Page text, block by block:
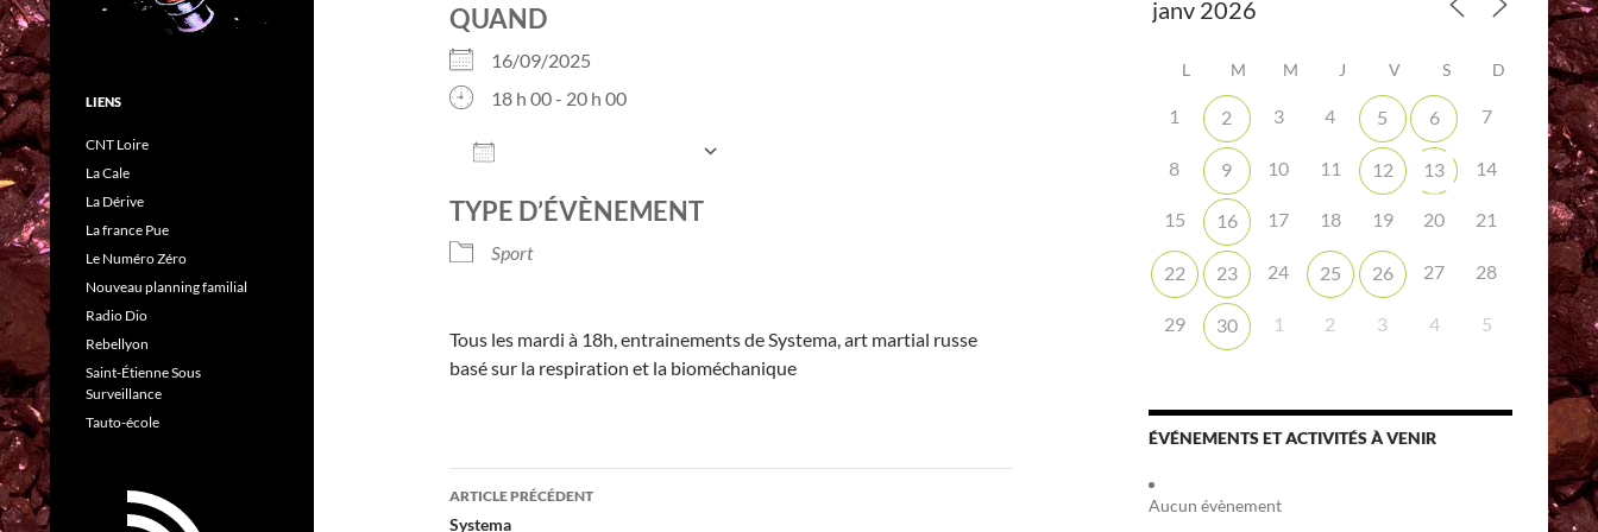
QUAND
16/09/2025
18 h 00 - 20 h 00
iCalendar Office 365
TYPE D’ÉVÈNEMENT
Sport
Tous les mardi à 18h, entrainements de Systema, art martial russe
basé sur la respiration et la bioméchanique
Navigation
ARTICLE PRÉCÉDENT
Systema
L M M J V S D
1 2 3 4 5 6 7
8 9 10 11 12 13 14
15 16 17 18 19 20 21
22 23 24 25 26 27 28
29 30 1 2 3 4 5
ÉVÉNEMENTS ET ACTIVITÉS À VENIR
Aucun évènement
LIENS
CNT Loire
La Cale
La Dérive
La france Pue
Le Numéro Zéro
Nouveau planning familial
Radio Dio
Rebellyon
Saint-Étienne Sous
Surveillance
Tauto-école